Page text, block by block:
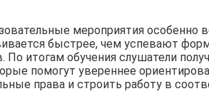
мероприятия особенно
быстрее, чем успевают
итогам обучения слушатели
помогут увереннее
права и строить работу в